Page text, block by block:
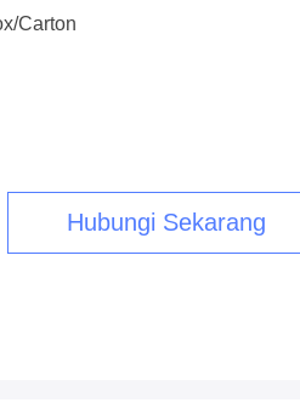
Carton
Hubungi Sekarang